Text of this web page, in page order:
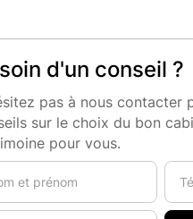
d'un conseil ?
pas à nous contacter
sur le choix du bon
pour vous.